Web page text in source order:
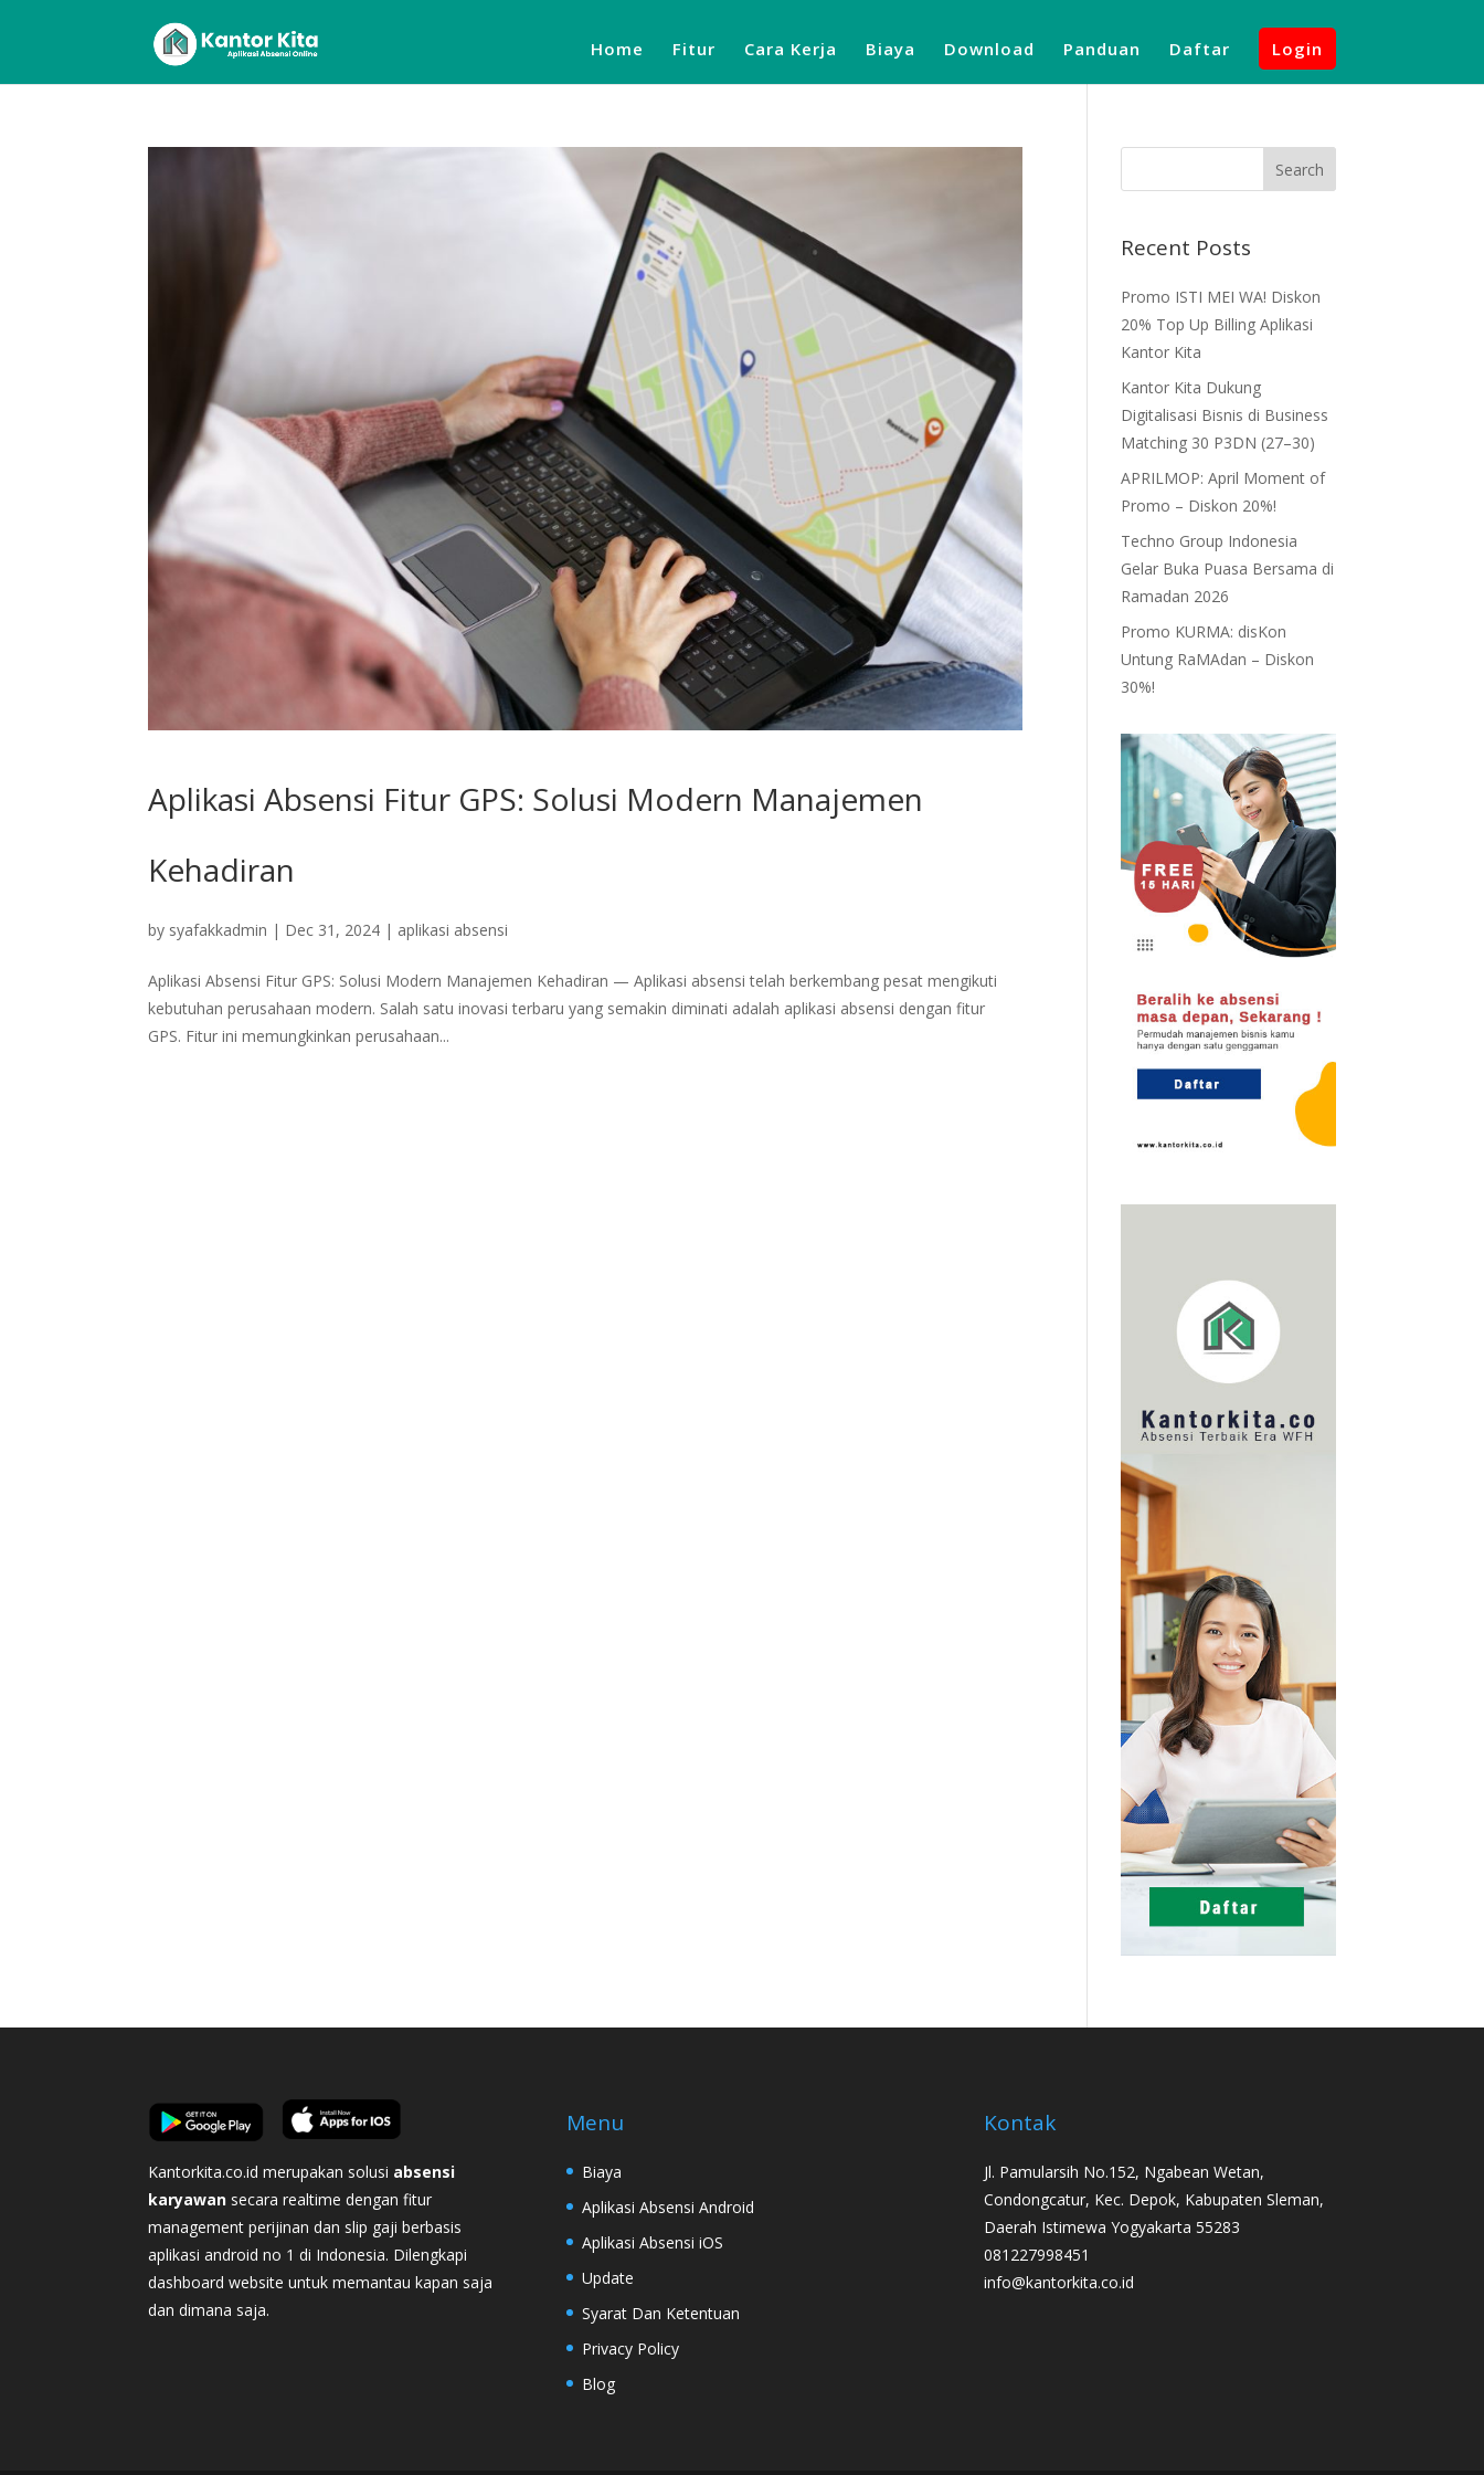
Home Fitur Cara Kerja Biaya Download Panduan Daftar Login
Aplikasi Absensi Fitur GPS: Solusi Modern Manajemen
Kehadiran
by syafakkadmin | Dec 31, 2024 | aplikasi absensi
Aplikasi Absensi Fitur GPS: Solusi Modern Manajemen Kehadiran — Aplikasi absensi telah berkembang pesat mengikuti
kebutuhan perusahaan modern. Salah satu inovasi terbaru yang semakin diminati adalah aplikasi absensi dengan fitur
GPS. Fitur ini memungkinkan perusahaan...
Recent Posts
Promo ISTI MEI WA! Diskon
20% Top Up Billing Aplikasi
Kantor Kita
Kantor Kita Dukung
Digitalisasi Bisnis di Business
Matching 30 P3DN (27–30)
APRILMOP: April Moment of
Promo – Diskon 20%!
Techno Group Indonesia
Gelar Buka Puasa Bersama di
Ramadan 2026
Promo KURMA: disKon
Untung RaMAdan – Diskon
30%!
Kantorkita.co.id merupakan solusi absensi
karyawan secara realtime dengan fitur
management perijinan dan slip gaji berbasis
aplikasi android no 1 di Indonesia. Dilengkapi
dashboard website untuk memantau kapan saja
dan dimana saja.
Menu
Biaya
Aplikasi Absensi Android
Aplikasi Absensi iOS
Update
Syarat Dan Ketentuan
Privacy Policy
Blog
Kontak
Jl. Pamularsih No.152, Ngabean Wetan,
Condongcatur, Kec. Depok, Kabupaten Sleman,
Daerah Istimewa Yogyakarta 55283
081227998451
info@kantorkita.co.id